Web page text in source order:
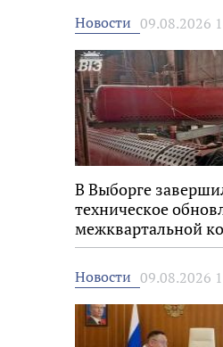
Новости 09.08.2026
В Выборге
техническое
межквартальной
Новости 09.08.2026